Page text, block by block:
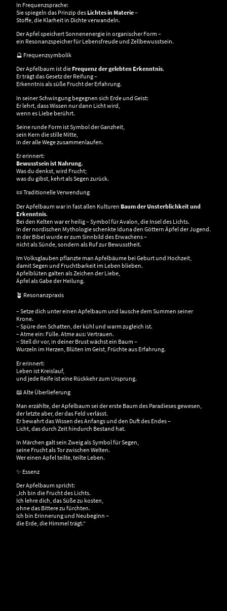
In Frequenzsprache:
Sie spiegeln das Prinzip des Lichtes in Materie–
Stoffe, die Klarheit in Dichte verwandeln.
Der Apfel speichert Sonnenenergie in organischer Form –
ein Resonanzspeicher für Lebensfreude und Zellbewusstsein.
🔮 Frequenzsymbolik
Der Apfelbaum ist die Frequenz der gelebten Erkenntnis.
Er trägt das Gesetz der Reifung –
Erkenntnis als süße Frucht der Erfahrung.
In seiner Schwingung begegnen sich Erde und Geist:
Er lehrt, dass Wissen nur dann Licht wird,
wenn es Liebe berührt.
Seine runde Form ist Symbol der Ganzheit,
sein Kern die stille Mitte,
in der alle Wege zusammenlaufen.
Er erinnert:
Bewusstsein ist Nahrung.
Was du denkst, wird Frucht;
was du gibst, kehrt als Segen zurück.
📜 Traditionelle Verwendung
Der Apfelbaum war in fast allen Kulturen Baum der Unsterblichkeit und
Erkenntnis.
Bei den Kelten war er heilig – Symbol für Avalon, die Insel des Lichts.
In der nordischen Mythologie schenkte Iduna den Göttern Äpfel der Jugend.
In der Bibel wurde er zum Sinnbild des Erwachens –
nicht als Sünde, sondern als Ruf zur Bewusstheit.
Im Volksglauben pflanzte man Apfelbäume bei Geburt und Hochzeit,
damit Segen und Fruchtbarkeit im Leben blieben.
Apfelblüten galten als Zeichen der Liebe,
Äpfel als Gabe der Heilung.
🪴 Resonanzpraxis
– Setze dich unter einen Apfelbaum und lausche dem Summen seiner
Krone.
– Spüre den Schatten, der kühl und warm zugleich ist.
– Atme ein: Fülle. Atme aus: Vertrauen.
– Stell dir vor, in deiner Brust wächst ein Baum –
Wurzeln im Herzen, Blüten im Geist, Früchte aus Erfahrung.
Er erinnert:
Leben ist Kreislauf,
und jede Reife ist eine Rückkehr zum Ursprung.
📖 Alte Überlieferung
Man erzählte, der Apfelbaum sei der erste Baum des Paradieses gewesen,
der letzte aber, der das Feld verlässt.
Er bewahrt das Wissen des Anfangs und den Duft des Endes –
Licht, das durch Zeit hindurch Bestand hat.
In Märchen galt sein Zweig als Symbol für Segen,
seine Frucht als Tor zwischen Welten.
Wer einen Apfel teilte, teilte Leben.
✨ Essenz
Der Apfelbaum spricht:
„Ich bin die Frucht des Lichts.
Ich lehre dich, das Süße zu kosten,
ohne das Bittere zu fürchten.
Ich bin Erinnerung und Neubeginn –
die Erde, die Himmel trägt.“